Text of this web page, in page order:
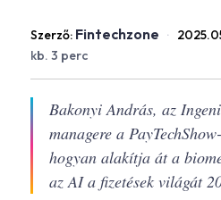
Szerző: Fintechzone ·
kb. 3 perc
Bakonyi András, az
managere a
hogyan alakítja át a
az AI a fizetések világát